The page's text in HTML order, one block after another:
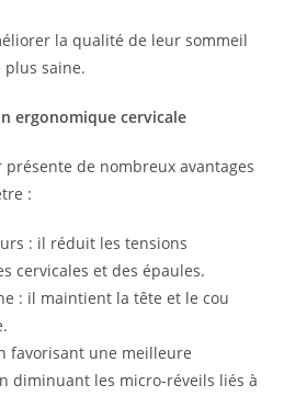
la qualité de leur sommeil
saine.
ergonomique cervicale
présente de nombreux avantages
:
: il réduit les tensions
cervicales et des épaules.
: il maintient la tête et le cou
favorisant une meilleure
diminuant les micro-réveils liés à